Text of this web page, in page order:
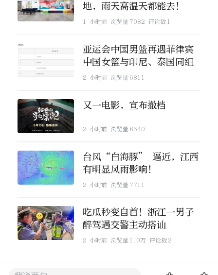
地，雨天高温天都能去！
1 小时前 浏览量 7082 评论数 1
亚运会中国男篮再遇菲律宾
中国女篮与印尼、泰国同组
2 小时前 浏览量 6811
又一电影，宣布撤档
2 小时前 浏览量 8540
台风“白海豚” 逼近，江西
有明显风雨影响！
2 小时前 浏览量 7711
吃瓜秒变自首！浙江一男子
醉驾遇交警主动搭讪
2 小时前 浏览量 1.0万 评论数 2